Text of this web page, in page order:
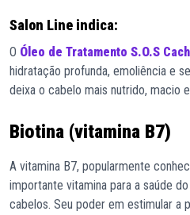
Salon Line indica:
O Óleo de Tratamento S.O.S
hidratação profunda, emoliência e
deixa o cabelo mais nutrido, macio
Biotina (vitamina B7)
A vitamina B7, popularmente
importante vitamina para a saúde
cabelos. Seu poder em estimular a